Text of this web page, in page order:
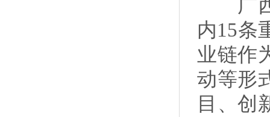
广西
内15条
业链作
动等形
目、创